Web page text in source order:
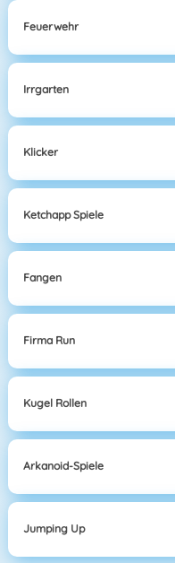
Feuerwehr
Irrgarten
Klicker
Ketchapp Spiele
Fangen
Firma Run
Kugel Rollen
Arkanoid-Spiele
Jumping Up